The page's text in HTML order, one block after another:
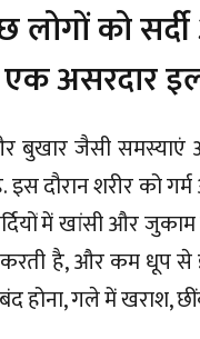
को
असरदार
जैसी समस्याएं
दौरान शरीर को
में खांसी और
है, और कम धूप से
होना, गले में खराश,